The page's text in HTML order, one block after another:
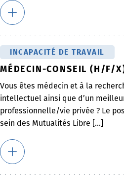
INCAPACITÉ DE TRAVAIL
MÉDECIN-CONSEIL (H/F/
Vous êtes médecin et à la
intellectuel ainsi que d’un
professionnelle/vie privée ? Le
sein des Mutualités Libre [...]